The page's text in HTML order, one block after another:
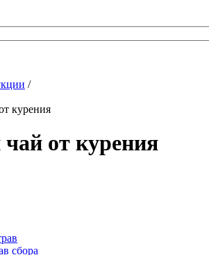
/
курения
от курения